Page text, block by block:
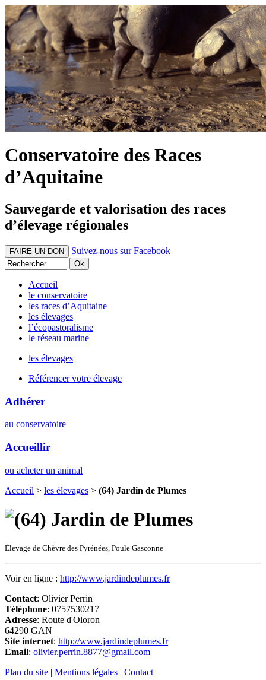
Conservatoire des Races
d’Aquitaine
Sauvegarde et valorisation des races
d’élevage régionales
FAIRE UN DON Suivez-nous sur Facebook
Accueil
le conservatoire
les races d’Aquitaine
les élevages
l’écopastoralisme
le réseau marine
les élevages
Référencer votre élevage
Adhérer
au conservatoire
Accueillir
ou acheter un animal
Accueil > les élevages > (64) Jardin de Plumes
Élevage de Chèvre des Pyrénées, Poule Gasconne
Voir en ligne : http://www.jardindeplumes.fr
Contact: Olivier Perrin
Téléphone: 0757530217
Adresse: Route d'Oloron
64290 GAN
Site internet: http://www.jardindeplumes.fr
Email: olivier.perrin.8877@gmail.com
Plan du site | Mentions légales | Contact